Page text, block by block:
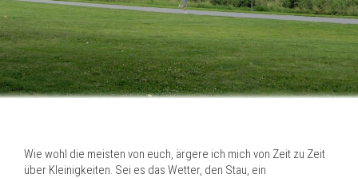
Wie wohl die meisten von euch, ärgere ich mich von Zeit zu Zeit
über Kleinigkeiten. Sei es das Wetter, den Stau, ein